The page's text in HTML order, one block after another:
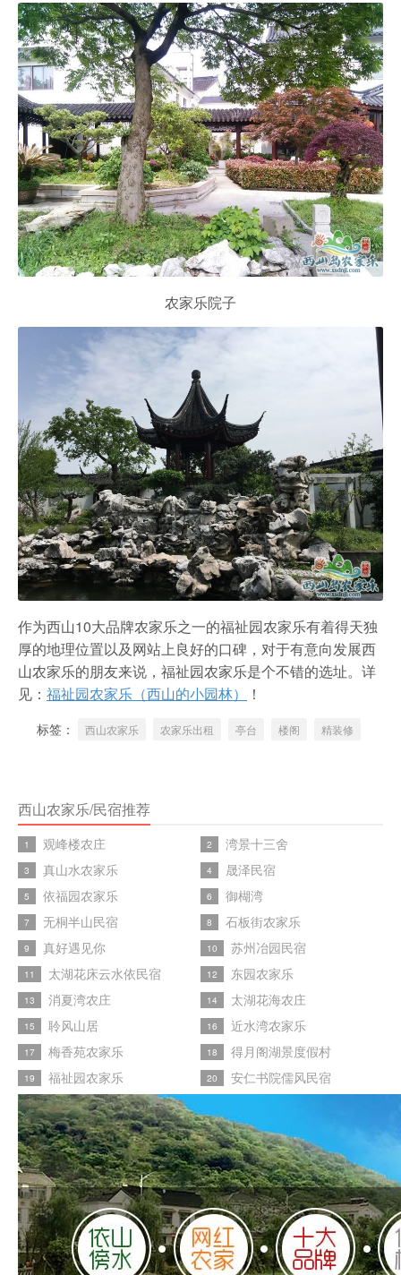
农家乐院子
作为西山10大品牌农家乐之一的福祉园农家乐有着得天独
厚的地理位置以及网站上良好的口碑，对于有意向发展西
山农家乐的朋友来说，福祉园农家乐是个不错的选址。详
见： 福祉园农家乐（西山的小园林） ！
标签： 西山农家乐 农家乐出租 亭台 楼阁 精装修
西山农家乐/民宿推荐
1 观峰楼农庄 2 湾景十三舍
3 真山水农家乐 4 晟泽民宿
5 依福园农家乐 6 御楜湾
7 无桐半山民宿 8 石板街农家乐
9 真好遇见你 10 苏州冶园民宿
11 太湖花床云水依民宿 12 东园农家乐
13 消夏湾农庄 14 太湖花海农庄
15 聆风山居 16 近水湾农家乐
17 梅香苑农家乐 18 得月阁湖景度假村
19 福祉园农家乐 20 安仁书院儒风民宿